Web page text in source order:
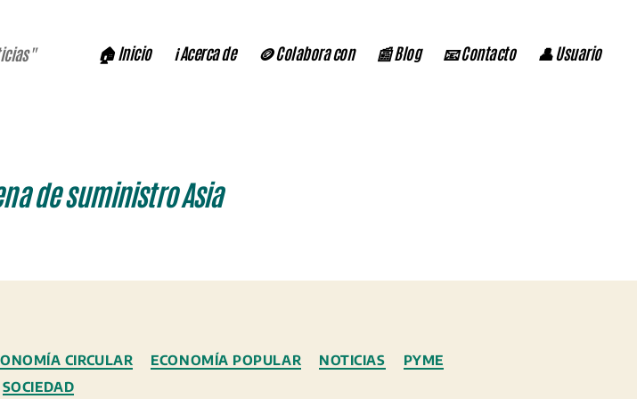
🏠 Inicio ℹ️ Acerca de 🪙 Colabora con 📰 Blog 📧 Contacto 👤 Usuario
de suministro Asia
Categorías
CIRCULAR ECONOMÍA POPULAR NOTICIAS
PYME
SOCIEDAD